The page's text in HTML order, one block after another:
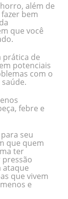
além de
bem
que você
prática de
potenciais
com o
febre e
seu
que quem
ter
ataque
que vivem
e